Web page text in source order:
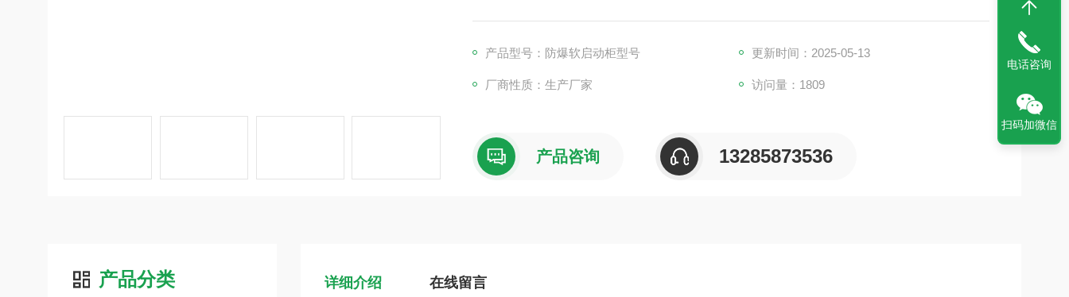
结构描述：电器腔和接线腔独立配置。
产品型号：防爆软启动柜型号 更新时间：2025-05-13
厂商性质：生产厂家 访问量：1809
产品咨询 13285873536
产品分类 详细介绍 在线留言
电话咨询
扫码加微信